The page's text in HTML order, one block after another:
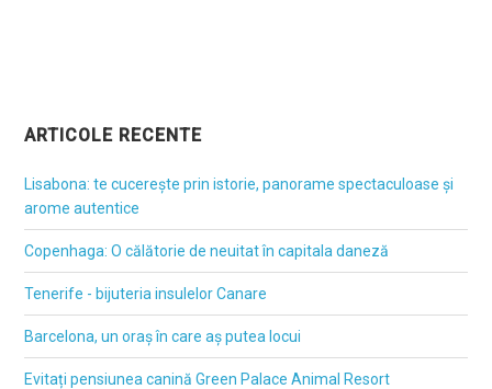
ARTICOLE RECENTE
Lisabona: te cucerește prin istorie, panorame spectaculoase și
arome autentice
Copenhaga: O călătorie de neuitat în capitala daneză
Tenerife - bijuteria insulelor Canare
Barcelona, un oraș în care aș putea locui
Evitați pensiunea canină Green Palace Animal Resort